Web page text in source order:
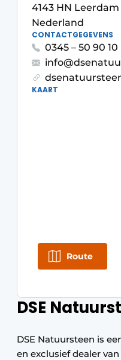
Privacy / Cookie
Vacature
Vacatures
Video’s
Werkbladen
Meubelbeslag &
DSE
DSE Natuursteen is
en exclusief dealer
4143 HN Leerdam
Nederland
CONTACTGEGEVENS
0345 – 50 90 10
KAART
Route